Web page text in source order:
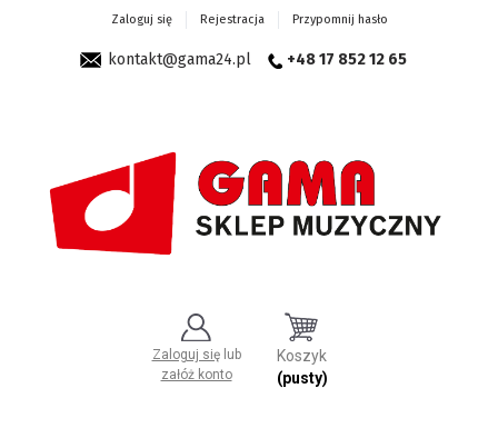
Zaloguj się Rejestracja Przypomnij hasło
kontakt@gama24.pl +48 17 852 12 65
Zaloguj się lub
załóż konto
Koszyk
(pusty)